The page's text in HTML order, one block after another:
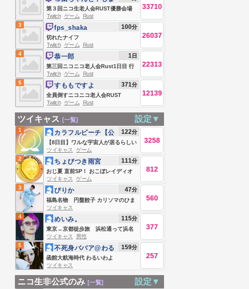
第３回ニコ生老人会RUST優勝会場
お布団ちゃん、う〇ちちゃん、恭ち
ゃん、キズナ ２日目
す
33710
Twitch ゲーム
Rust
3
切れたナイフ
fps_shaka 100分
26037
Twitch ゲーム
Rust
4
第三回ニコニコ老人会Rust1日目 行
くぞ‼優勝
恭一郎 1 日
22313
Twitch ゲーム
Rust
5
全員倒すニコニコ老人会RUST
すももですよ 371分
12139
Twitch ゲーム Rust
ツイキャス [一覧] 設定▼
1
【8日目】ワルな宇宙人が居るらしい
Live #839242524
カラフルピーチ【公
式】
122分
3258
ツイキャス
ゲーム
2
おじ夏 直前SP！ おこぼレイディオ
ちょびつき雨宮 111分
812
ツイキャス
ゲーム
3
福島名物 円盤餃子 カリソマのひま
つぶし
ぴりか 47分
560
ツイキャス
4
東京→京都徒歩旅 浜松通って浜名
湖 今日もなんとか。
めいみ。 115分
377
ツイキャス
男性
5
函館大航海時代 わるいわよ
不死身ババア@わる
いわよ
159分
257
ツイキャス
ニコ生非公式のみ [一覧] 設定▼